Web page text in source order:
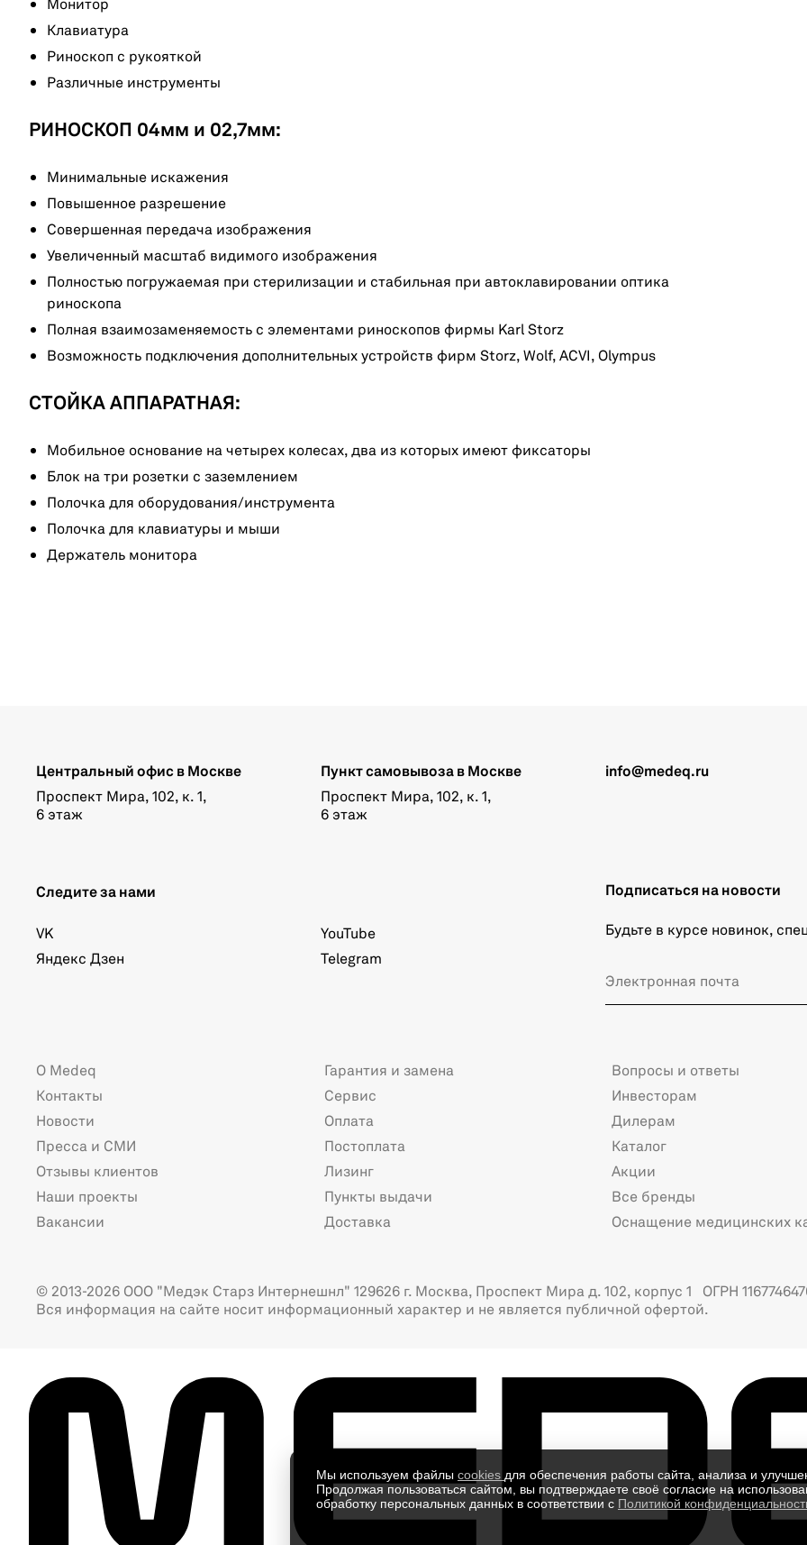
Монитор
Клавиатура
Риноскоп с рукояткой
Различные инструменты
РИНОСКОП 04мм и 02,7мм:
Минимальные искажения
Повышенное разрешение
Совершенная передача изображения
Увеличенный масштаб видимого изображения
Полностью погружаемая при стерилизации и стабильная при автоклавировании оптика
риноскопа
Полная взаимозаменяемость с элементами риноскопов фирмы Karl Storz
Возможность подключения дополнительных устройств фирм Storz, Wolf, ACVI, Olympus
СТОЙКА АППАРАТНАЯ:
Мобильное основание на четырех колесах, два из которых имеют фиксаторы
Блок на три розетки с заземлением
Полочка для оборудования/инструмента
Полочка для клавиатуры и мыши
Держатель монитора
info@medeq.ru
Центральный офис в Москве
Проспект Мира, 102, к. 1,
6 этаж
Пункт самовывоза в Москве
Проспект Мира, 102, к. 1,
6 этаж
Следите за нами
VK
Яндекс Дзен
YouTube
Telegram
Подписаться на новости
Будьте в курсе новинок,
О Medeq
Контакты
Новости
Пресса и СМИ
Отзывы клиентов
Наши проекты
Вакансии
Гарантия и замена
Сервис
Оплата
Постоплата
Лизинг
Пункты выдачи
Доставка
Вопросы и ответы
Инвесторам
Дилерам
Каталог
Акции
Все бренды
Оснащение медицинских
© 2013-2026 ООО "Медэк Старз Интернешнл" 129626 г. Москва, Проспект Мира д. 102, корпус 1 ОГРН
Вся информация на сайте носит информационный характер и не является публичной офертой.
Мы используем файлы cookies для обеспечения работы сайта, анализа и
Продолжая пользоваться сайтом, вы подтверждаете своё согласие на
обработку персональных данных в соответствии с Политикой